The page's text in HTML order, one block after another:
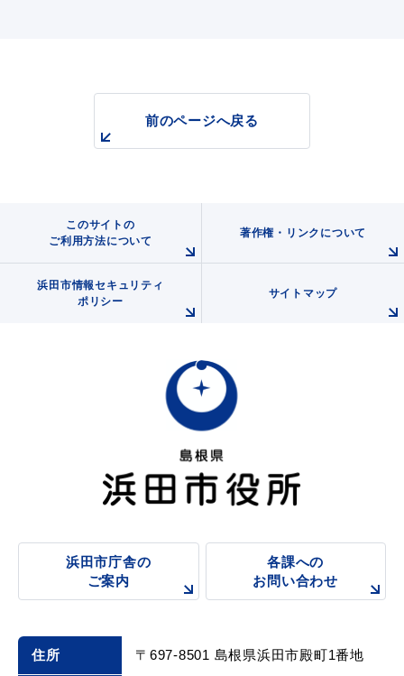
前のページへ戻る
このサイトの
ご利用方法について
著作権・リンクについて
浜田市情報セキュリティ
ポリシー
サイトマップ
浜田市庁舎の
ご案内
各課への
お問い合わせ
住所 〒697-8501 島根県浜田市殿町1番地